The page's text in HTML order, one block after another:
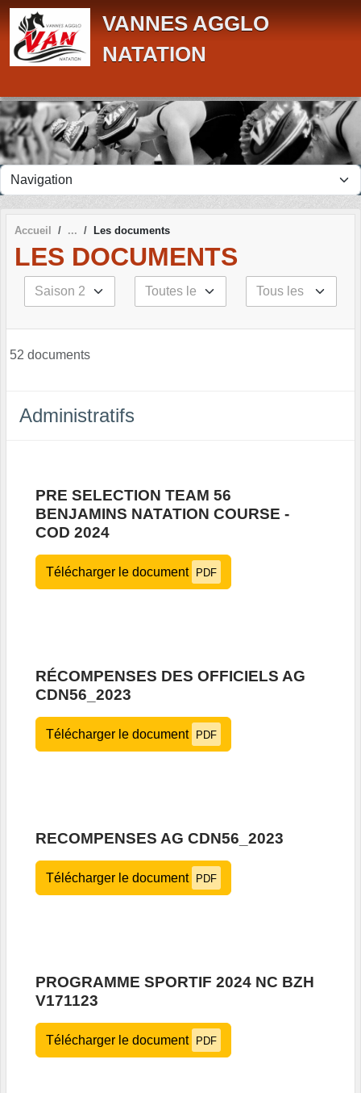
VANNES AGGLO
NATATION
Accueil Les documents
LES DOCUMENTS
52 documents
Administratifs
PRE SELECTION TEAM 56
BENJAMINS NATATION COURSE -
COD 2024
Télécharger le document PDF
RÉCOMPENSES DES OFFICIELS AG
CDN56_2023
Télécharger le document PDF
RECOMPENSES AG CDN56_2023
Télécharger le document PDF
PROGRAMME SPORTIF 2024 NC BZH
V171123
Télécharger le document PDF
Panneau de gestion des cookies